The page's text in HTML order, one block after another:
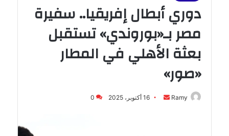
دوري أبطال إفريقيا.. سفيرة
مصر بـ«بوروندي» تستقبل
بعثة الأهلي في المطار
«صور»
Ramy
أرسل 16 أكتوبر، 2025 0